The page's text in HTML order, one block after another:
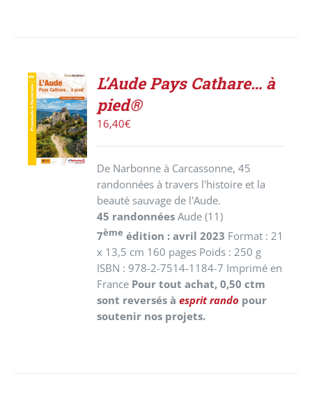
AJOUTER
AU
PANIER
/
DÉTAILS
L’Aude Pays Cathare… à
pied®
16,40€
De Narbonne à Carcassonne, 45
randonnées à travers l'histoire et la
beauté sauvage de l'Aude.
45 randonnées Aude (11)
7ème édition : avril 2023 Format : 21
x 13,5 cm 160 pages Poids : 250 g
ISBN : 978-2-7514-1184-7 Imprimé en
France Pour tout achat, 0,50 ctm
sont reversés àesprit rando pour
soutenir nos projets.